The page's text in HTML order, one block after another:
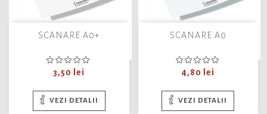
SCANARE A0+
Pret
3,50 lei
VEZI DETALII
SCANARE A0
Pret
4,80 lei
VEZI DETALII